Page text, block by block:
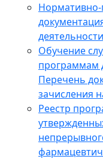
Нормативно-
Обучение
программам
Перечень
зачисления
Реестр